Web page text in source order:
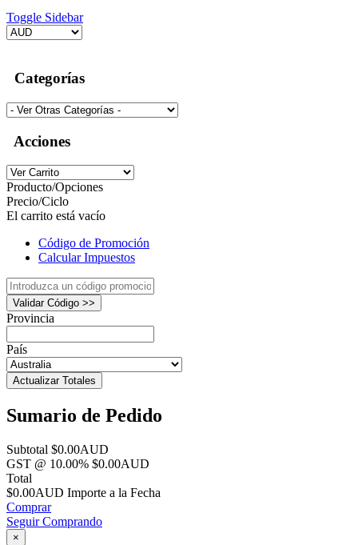
Toggle Sidebar
Categorías
Acciones
Producto/Opciones
Precio/Ciclo
El carrito está vacío
Código de Promoción
Calcular Impuestos
Validar Código >>
Provincia
País
Actualizar Totales
Sumario de Pedido
Subtotal $0.00AUD
GST @ 10.00% $0.00AUD
Total
$0.00AUD Importe a la Fecha
Comprar
Seguir Comprando
×